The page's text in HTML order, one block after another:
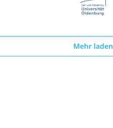
Mehr laden